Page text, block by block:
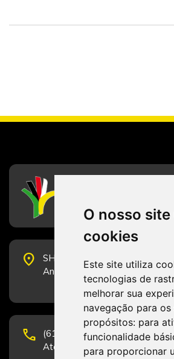
O nosso site
cookies
Este site utiliza
tecnologias de
melhorar sua
navegação para os
propósitos: para
funcionalidade
para proporcionar
place
SHS Quadra 6, Bloco E,
Andar, Sala 2001 - CEP
phone
(61) 3223-1652 e (61) 98131-
Atendimento por telefone em